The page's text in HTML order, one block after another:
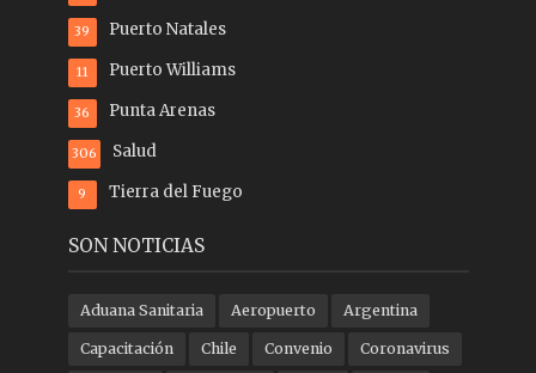
Puerto Natales
39
Puerto Williams
11
Punta Arenas
36
Salud
306
Tierra del Fuego
9
SON NOTICIAS
Aduana Sanitaria Aeropuerto Argentina
Capacitación Chile Convenio Coronavirus